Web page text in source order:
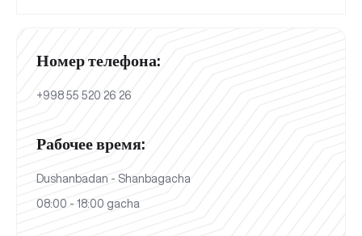
Номер телефона:
+998 55 520 26 26
Рабочее время:
Dushanbadan - Shanbagacha
08:00 - 18:00 gacha